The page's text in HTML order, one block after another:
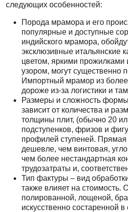
следующих особенностей:
Порода мрамора и его
популярные и доступные
индийского мрамора,
эксклюзивные итальянские
цветом, яркими прожилками
узором, могут существенно
Импортный мрамор из
дороже из-за логистики и
Размеры и сложность
зависит от количества и
толщины плит, (обычно 20
подступенков, фризов и
профилей ступеней. Прямая
дешевле, чем винтовая,
чем более нестандартная
трудозатраты и,
Тип фактуры – вид
также влияет на стоимость.
полированной, лощеной,
искусственно состаренной в